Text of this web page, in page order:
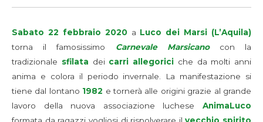
Sabato 22 febbraio 2020a Luco dei Marsi (L’Aquila)
torna il famosissimo Carnevale Marsicanocon la
tradizionale sfilata deicarri allegorici che da molti anni
anima e colora il periodo invernale. La manifestazione si
tiene dal lontano 1982 e tornerà alle origini grazie al grande
lavoro della nuova associazione luchese AnimaLuco